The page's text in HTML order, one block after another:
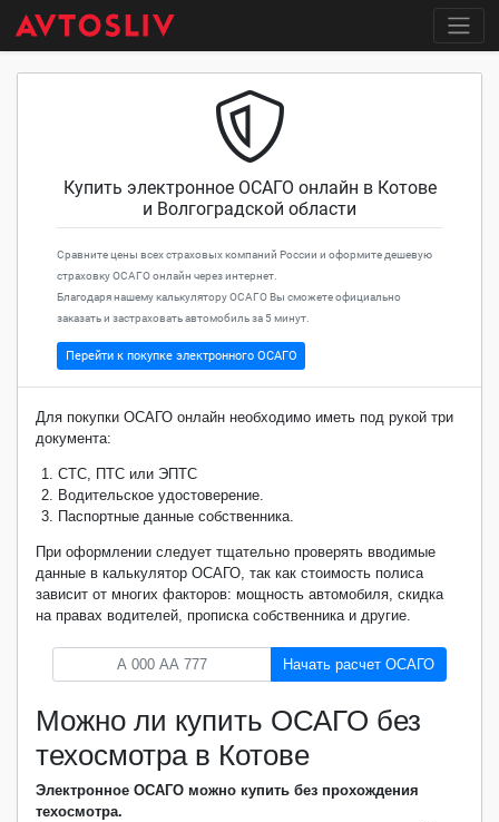
Купить электронное ОСАГО онлайн в Котове
и Волгоградской области
Сравните цены всех страховых компаний России и оформите дешевую
страховку ОСАГО онлайн через интернет.
Благодаря нашему калькулятору ОСАГО Вы сможете официально
заказать и застраховать автомобиль за 5 минут.
Перейти к покупке электронного ОСАГО
Для покупки ОСАГО онлайн необходимо иметь под рукой три
документа:
СТС, ПТС или ЭПТС
Водительское удостоверение.
Паспортные данные собственника.
При оформлении следует тщательно проверять вводимые
данные в калькулятор ОСАГО, так как стоимость полиса
зависит от многих факторов: мощность автомобиля, скидка
на правах водителей, прописка собственника и другие.
Начать расчет ОСАГО
Можно ли купить ОСАГО без
техосмотра в Котове
Электронное ОСАГО можно купить без прохождения
техосмотра.